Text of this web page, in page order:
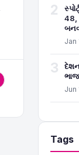
2
48,
Jan
3
Jun
Tags